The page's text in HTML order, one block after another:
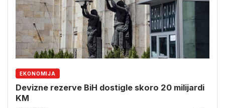
EKONOMIJA
Devizne rezerve BiH dostigle skoro 20 milijardi
KM